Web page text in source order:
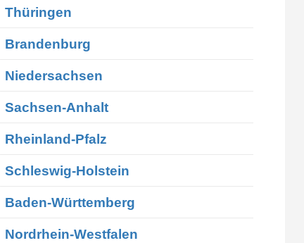
Thüringen
Brandenburg
Niedersachsen
Sachsen-Anhalt
Rheinland-Pfalz
Schleswig-Holstein
Baden-Württemberg
Nordrhein-Westfalen